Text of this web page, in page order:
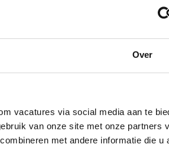
Over
vacatures via social media aan te
van onze site met onze partners
met andere informatie die u
AAN/UIT beschrijft Mark
Deze zijn alle
werkt en de
toelichten hoe deze de
natuurlijk, hoe je de kans